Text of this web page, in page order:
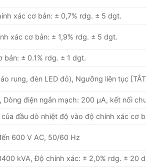
xác cơ bản: ± 0,7% rdg. ± 5 dgt.
xác cơ bản: ± 1,9% rdg. ± 5 dgt.
± 0.1% rdg. ± 1 dgt.
rung, đèn LED đỏ), Ngưỡng liên tục
điện ngắn mạch: 200 μA, kết nối
đầu dò nhiệt độ vào độ chính xác cơ
600 V AC, 50/60 Hz
kVA, Độ chính xác: ± 2,0% rdg. ± 20